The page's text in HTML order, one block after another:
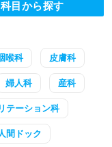
目から探す
喉科 皮膚科
婦人科 産科
テーション科
間ドック